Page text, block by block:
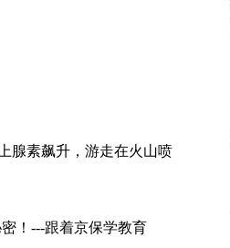
腺素飙升，游走在火山喷